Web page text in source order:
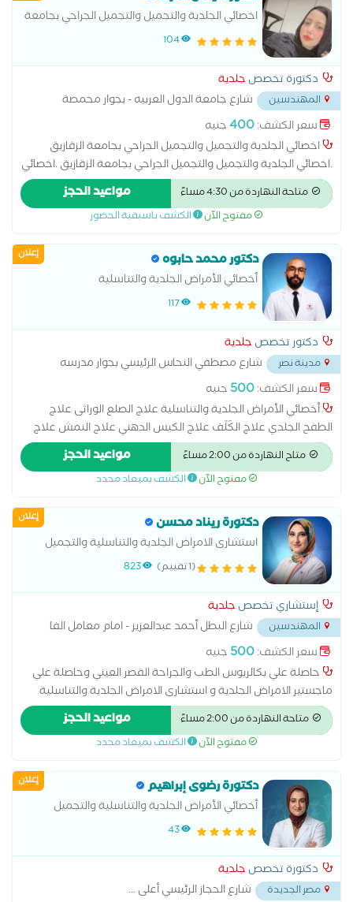
اخصائي الجلدية والتجميل والتجميل الجراحي بجامعة
الزقازيق .
104
دكتورة تخصص جلدية
المهندسين
شارع جامعة الدول العربيه - بجوار محمصة
العروبة ومترو جامعة الدول... سعر الكشف:400جنيه
اخصائي الجلدية والتجميل والتجميل الجراحي بجامعة الزقازيق
.اخصائي الجلدية والتجميل والتجميل الجراحي بجامعة الزقازيق .اخصائي
الجلدية والتجميل والتجميل الجراحي بجامعة الزقازيق .اخصائي الجلدية
والتجميل والتجميل الجراحي بجامعة الزقازيق .
متاحة النهاردة من 4:30 مساءً مواعيد الحجز
مفتوح الآن الكشف باسبقية الحضور
إعلان دكتور محمد حابوه
أخصائي الأمراض الجلدية والتناسلية
117
دكتور تخصص جلدية
مدينة نصر
شارع مصطفي النحاس الرئيسي بجوار مدرسه
المنهل...
سعر الكشف:500 جنيه
أخصائي الأمراض الجلدية والتناسلية علاج الصلع الوراثى علاج
الطفح الجلدي علاج الكَلَف علاج الكيس الدهني علاج النمش علاج
سقوط الشعر للسيدات علاج عين السمكة علاج فطريات الاظافر عمل
الغمازاتمتاح النهاردة من 2:00 مساءً مواعيد الحجز
مفتوح الآن الكشف بميعاد محدد
إعلان دكتورة ريناد محسن
استشارى الامراض الجلدية والتناسلية والتجميل
وزميل مساعد بالهيئه العامه للمعاهد
الامراض الجلدية لابحاث الطب للبلاد
(1 تقييم) 823
إستشاري تخصص جلدية
المهندسين
شارع البطل أحمد عبدالعزيز - امام معامل الفا
سعر الكشف:500 جنيه
حاصلة علي بكالريوس الطب والجراحة القصر العيني وحاصلة علي
ماجستير الامراض الجلدية و استشارى الامراض الجلدية والتناسلية
والتجميل وزميل مساعد بالهيئه العامه للمعاهد والمستشفيات
التعليميه واستشاري الامراض الجلدية بمعهد الابحاث لطب البلاد
متاحة النهاردة من 2:00 مساءً مواعيد الحجز
مفتوح الآن الكشف بميعاد محدد
إعلان دكتورة رضوى إبراهيم
أخصائي الأمراض الجلدية والتناسلية والتجميل
43
دكتورة تخصص جلدية
مصر الجديدة شارع الحجاز الرئيسي أعلى...